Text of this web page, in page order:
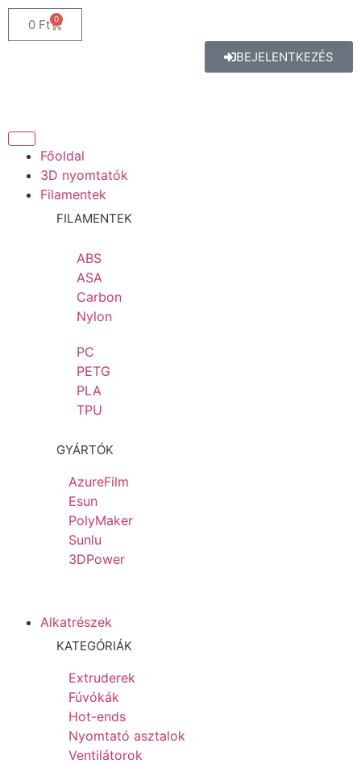
0 Ft 0
BEJELENTKEZÉS
Főoldal
3D nyomtatók
Filamentek
FILAMENTEK
ABS
ASA
Carbon
Nylon
PC
PETG
PLA
TPU
GYÁRTÓK
AzureFilm
Esun
PolyMaker
Sunlu
3DPower
Alkatrészek
KATEGÓRIÁK
Extruderek
Fúvókák
Hot-ends
Nyomtató asztalok
Ventilátorok